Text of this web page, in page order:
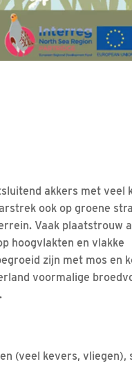
akkers met veel
ook op groene
Vaak plaatstrouw
hoogvlakten en vlakke
zijn met mos en
voormalige
(veel kevers, vliegen),